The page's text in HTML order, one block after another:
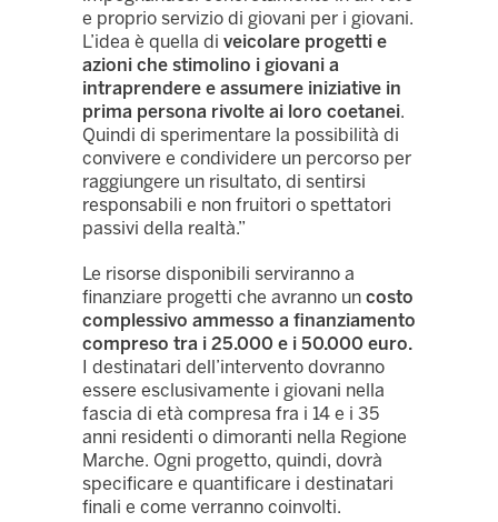
e proprio servizio di giovani per i giovani.
L’idea è quella di veicolare progetti e
azioni che stimolino i giovani a
intraprendere e assumere iniziative in
prima persona rivolte ai loro coetanei.
Quindi di sperimentare la possibilità di
convivere e condividere un percorso per
raggiungere un risultato, di sentirsi
responsabili e non fruitori o spettatori
passivi della realtà.”
Le risorse disponibili serviranno a
finanziare progetti che avranno un costo
complessivo ammesso a finanziamento
compreso tra i 25.000 e i 50.000 euro.
I destinatari dell’intervento dovranno
essere esclusivamente i giovani nella
fascia di età compresa fra i 14 e i 35
anni residenti o dimoranti nella Regione
Marche. Ogni progetto, quindi, dovrà
specificare e quantificare i destinatari
finali e come verranno coinvolti.